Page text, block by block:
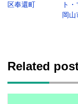
区奉還町
ト
岡山
Related